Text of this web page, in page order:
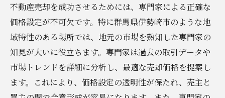
不動産売却を成功させるためには、専門家による正確な
価格設定が不可欠です。特に群馬県伊勢崎市のような地
域特性のある場所では、地元の市場を熟知した専門家の
知見が大いに役立ちます。専門家は過去の取引データや
市場トレンドを詳細に分析し、最適な売却価格を提案し
ます。これにより、価格設定の透明性が保たれ、売主と